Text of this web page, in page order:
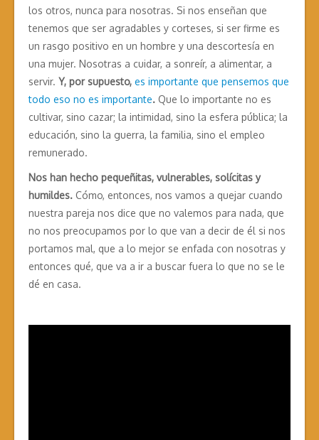
los otros, nunca para nosotras. Si nos enseñan que
tenemos que ser agradables y corteses, si ser firme es
un rasgo positivo en un hombre y una descortesía en
una mujer. Nosotras a cuidar, a sonreír, a alimentar, a
servir. Y, por supuesto, es importante que pensemos que
todo eso no es importante. Que lo importante no es
cultivar, sino cazar; la intimidad, sino la esfera pública; la
educación, sino la guerra, la familia, sino el empleo
remunerado.
Nos han hecho pequeñitas, vulnerables, solícitas y
humildes. Cómo, entonces, nos vamos a quejar cuando
nuestra pareja nos dice que no valemos para nada, que
no nos preocupamos por lo que van a decir de él si nos
portamos mal, que a lo mejor se enfada con nosotras y
entonces qué, que va a ir a buscar fuera lo que no se le
dé en casa.